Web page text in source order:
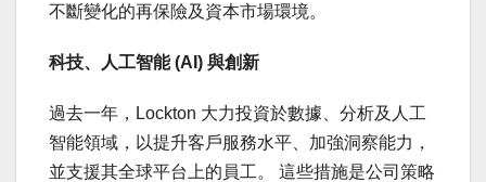
不斷變化的再保險及資本市場環境。
科技、人工智能 (AI) 與創新
過去一年，Lockton 大力投資於數據、分析及人工
智能領域，以提升客戶服務水平、加強洞察能力，
並支援其全球平台上的員工。 這些措施是公司策略